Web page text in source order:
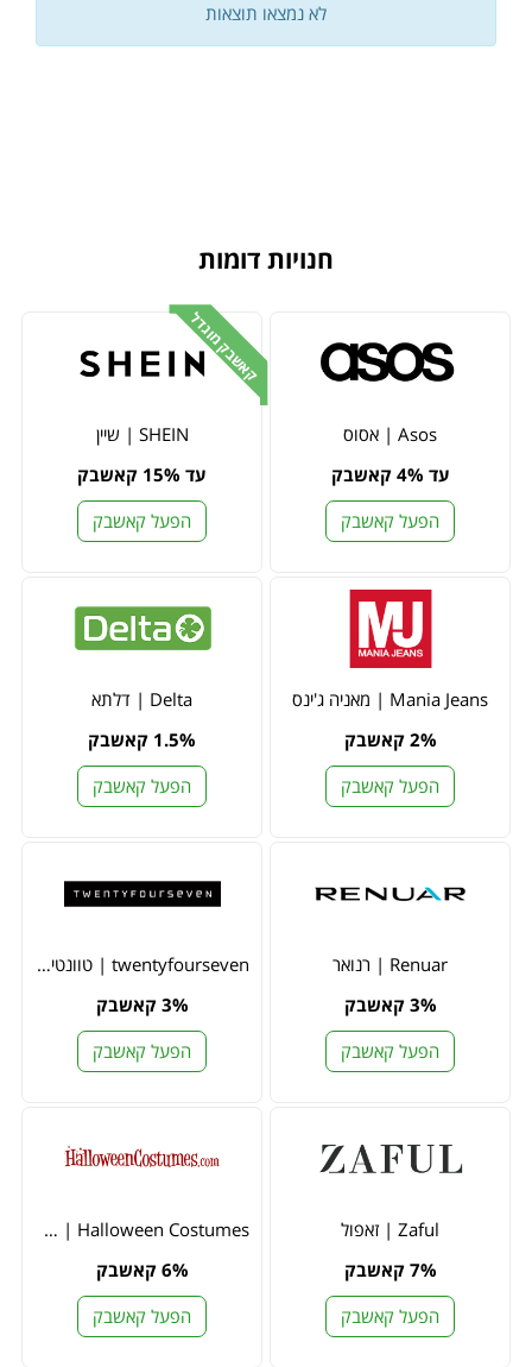
לא נמצאו תוצאות
חנויות דומות
Asos | אסוס
עד 4% קאשבק
הפעל קאשבק
קאשבק מוגדל
SHEIN | שיין
עד 15% קאשבק
הפעל קאשבק
Mania Jeans | מאניה ג'ינס
2% קאשבק
הפעל קאשבק
Delta | דלתא
1.5% קאשבק
הפעל קאשבק
Renuar | רנואר
3% קאשבק
הפעל קאשבק
twentyfourseven | טוונטי פור סבן
3% קאשבק
הפעל קאשבק
Zaful | זאפול
7% קאשבק
הפעל קאשבק
Halloween Costumes | הלווין קוסטיומס
6% קאשבק
הפעל קאשבק